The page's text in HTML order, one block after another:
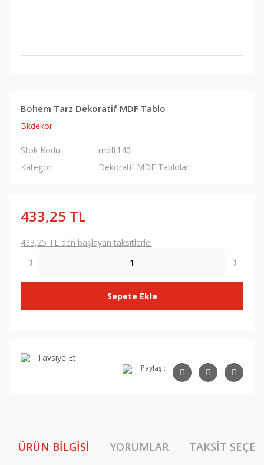
Bohem Tarz Dekoratif MDF Tablo
Bkdekor
Stok Kodu
mdft140
Kategori
Dekoratif MDF Tablolar
433,25 TL
433,25 TL den başlayan taksitlerle!
Sepete Ekle
Tavsiye Et
Paylaş :
ÜRÜN BILGISI YORUMLAR TAKSIT